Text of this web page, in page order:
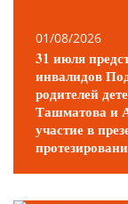
01/08/2026
31 июля
инвалидов
родителей
Ташматова и
участие в